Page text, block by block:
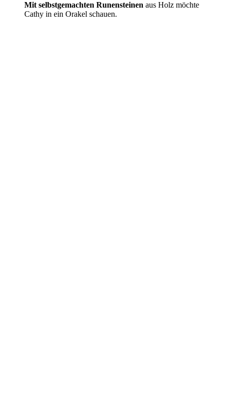
Mit selbstgemachten Runensteinen aus Holz möchte
Cathy in ein Orakel schauen.